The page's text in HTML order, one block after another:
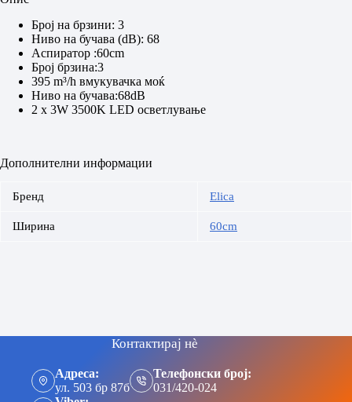
Број на брзини: 3
Ниво на бучава (dB): 68
Aспиратор :60cm
Број брзина:3
395 m³/h вмукувачка моќ
Ниво на бучава:68dB
2 x 3W 3500K LED осветлување
Дополнителни информации
Бренд Elica
Ширина 60cm
Контактирај нè
Адреса:
ул. 503 бр 87б
Телефонски број:
031/420-024